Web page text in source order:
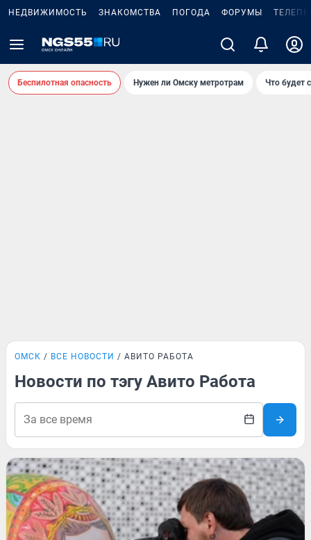
НЕДВИЖИМОСТЬ ЗНАКОМСТВА ПОГОДА ФОРУМЫ
Беспилотная опасность Нужен ли Омску метротрам Что будет
ОМСК ВСЕ НОВОСТИ АВИТО РАБОТА
Новости по тэгу Авито Работа